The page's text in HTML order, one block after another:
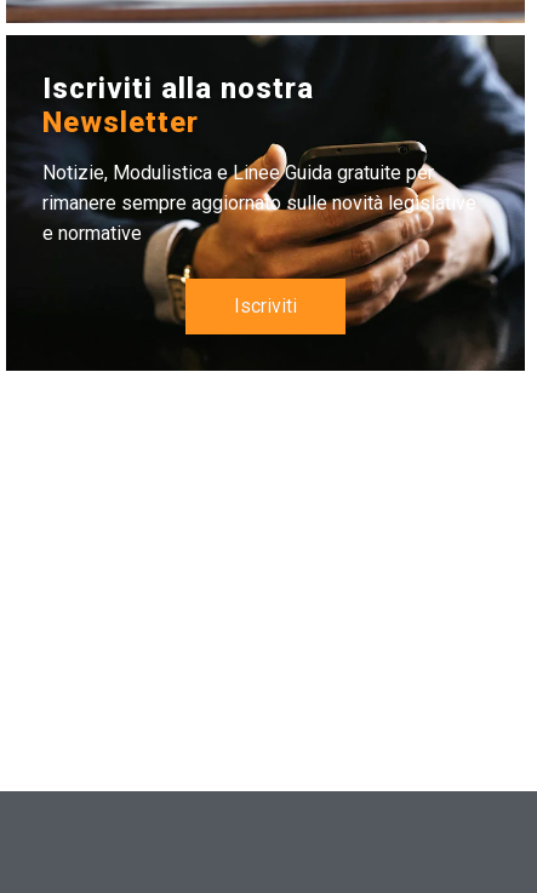
Iscriviti alla nostra
Newsletter
Notizie, Modulistica e Linee Guida gratuite per
rimanere sempre aggiornato sulle novità legislative
e normative
Iscriviti